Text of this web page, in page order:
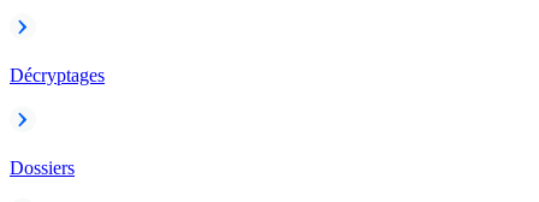
Décryptages
Dossiers